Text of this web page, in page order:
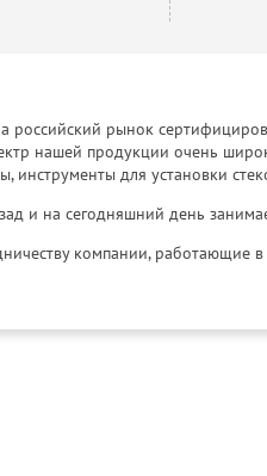
рынок
нашей продукции очень
инструменты для установки
и на сегодняшний день
компании, работающие